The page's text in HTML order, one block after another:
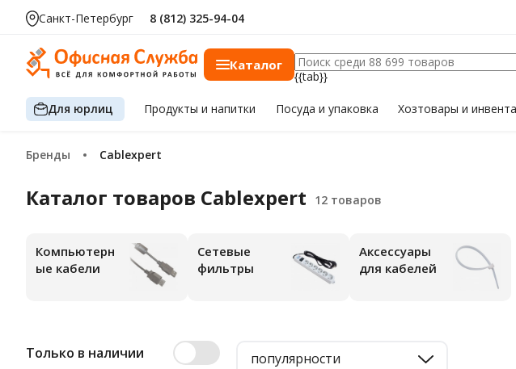
Санкт-Петербург 8 (812) 325-94-04
Каталог
{{tab}}
Для юрлиц Продуктыи напитки Посуда и упаковка Хозтоварыи
Бренды Cablexpert
Каталог товаров Cablexpert
Компьютерн
ые кабели
Сетевые
фильтры
Аксессуары
для кабелей
Только в наличии популярности